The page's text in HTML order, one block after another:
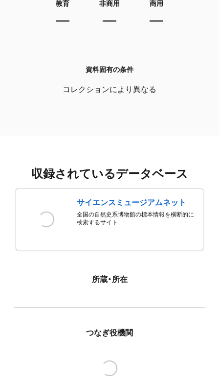
教育 非商用 商用
資料固有の条件
コレクションにより異なる
収録されているデータベース
サイエンスミュージアムネット
全国の自然史系博物館の標本情報を横断的に
検索するサイト
所蔵・所在
つなぎ役機関